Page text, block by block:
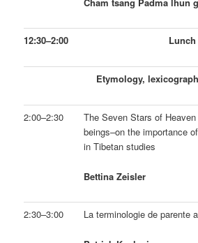
12:30–2:00 Lunch
Etymology,
2:00–2:30
The Seven Stars of
beings–on the importance
in Tibetan studies
Bettina Zeisler
2:30–3:00 La terminologie de parente